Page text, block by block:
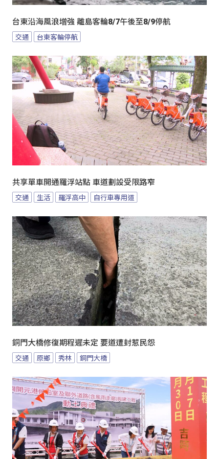
台東沿海風浪增強 離島客輪8/7午後至8/9停航
交通 台東客輪停航
共享單車開通羅浮站點 車道劃設受限路窄
交通 生活 羅浮高中 自行車專用道
銅門大橋修復期程遲未定 要道遭封惹民怨
交通 原鄉 秀林 銅門大橋